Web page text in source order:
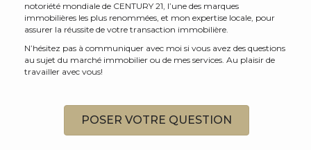
notoriété mondiale de CENTURY 21, l’une des marques
immobilières les plus renommées, et mon expertise locale, pour
assurer la réussite de votre transaction immobilière.
N’hésitez pas à communiquer avec moi si vous avez des questions
au sujet du marché immobilier ou de mes services. Au plaisir de
travailler avec vous!
POSER VOTRE QUESTION